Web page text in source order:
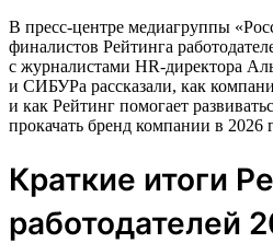
В пресс-центре медиагруппы
финалистов Рейтинга
с журналистами HR-директора
и СИБУРа рассказали, как
и как Рейтинг помогает
прокачать бренд компании в 2026
Краткие итоги
работодателей